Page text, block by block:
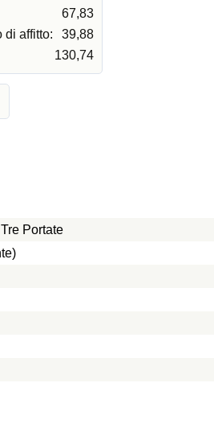
67,83
di affitto:
39,88
130,74
Portate